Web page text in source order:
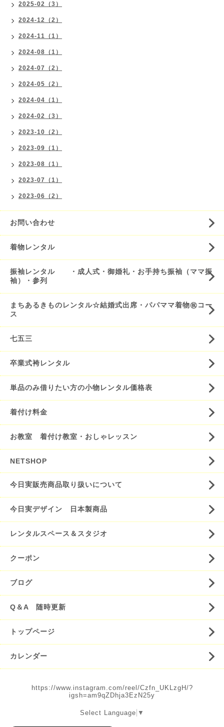
2025-02（3）
2024-12（2）
2024-11（1）
2024-08（1）
2024-07（2）
2024-05（2）
2024-04（1）
2024-02（3）
2023-10（2）
2023-09（1）
2023-08（1）
2023-07（1）
2023-06（2）
お問い合わせ
着物レンタル
振袖レンタル ・成人式・御婚礼・お手持ち振袖（ママ振
袖）・参列
まちあるきものレンタル☆結婚式出席・パパママ着物㊗️コー
ス
七五三
卒業式袴レンタル
単品のみ借りたい方の小物レンタル価格表
着付け料金
お教室 着付け教室・おしゃレッスン
NETSHOP
今日実販売商品取り扱いについて
今日実デザイン 日本製商品
レンタルスペース＆スタジオ
クーポン
ブログ
Q＆A 随時更新
トップページ
カレンダー
https://www.instagram.com/reel/Czfn_UKLzgH/?
igsh=am9qZDhja3EzN25y
Select Language ▼